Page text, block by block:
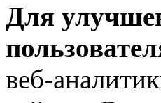
Для
веб-